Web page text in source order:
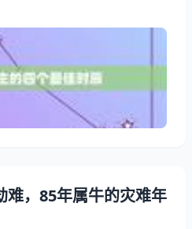
，你知道这是怎么回事？其
下面就一起来看看97年属
希望能够帮助到大家！ 属
1、97年属牛女出生的什么
牛女出生的什么时间好啊？
次是7月和9月
难，85年属牛的灾难年